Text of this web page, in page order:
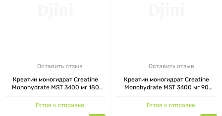
Оставить отзыв
Креатин моногидрат Creatine
Monohydrate MST 3400 мг 180
Готов к отправке
Оставить отзыв
Креатин моногидрат Creatine
Monohydrate MST 3400 мг 90
Готов к отправке